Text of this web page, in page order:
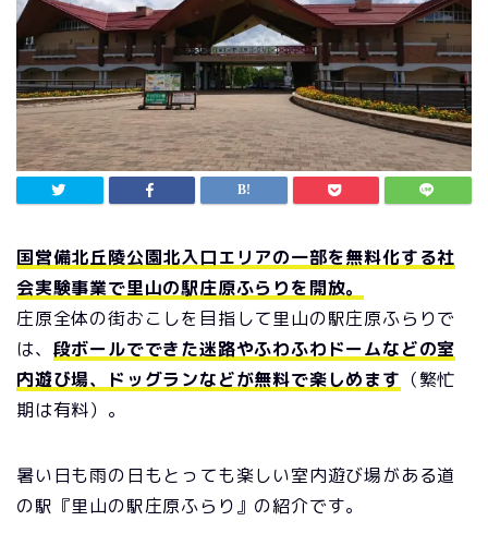
国営備北丘陵公園北入口エリアの一部を無料化する社
会実験事業で里山の駅庄原ふらりを開放。
庄原全体の街おこしを目指して里山の駅庄原ふらりで
は、 段ボールでできた迷路やふわふわドームなどの室
内遊び場、ドッグランなどが無料で楽しめます （繁忙
期は有料）。
暑い日も雨の日もとっても楽しい室内遊び場がある道
の駅『里山の駅庄原ふらり』の紹介です。